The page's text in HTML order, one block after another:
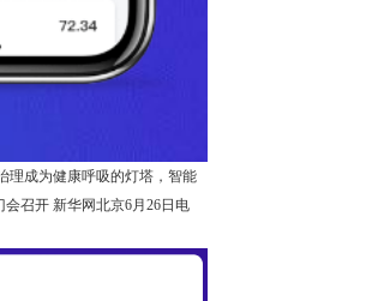
理成为健康呼吸的灯塔，智能
召开 新华网北京6月26日电